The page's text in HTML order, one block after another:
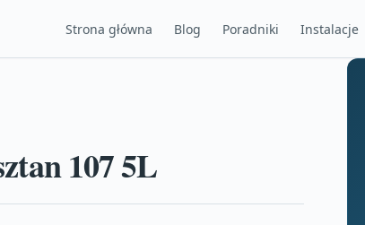
Strona główna Blog Poradniki Instalacje
107 5L